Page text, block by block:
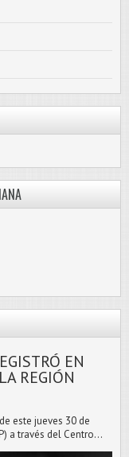
EN
REGIÓN
este jueves 30 de
a través del Centro...